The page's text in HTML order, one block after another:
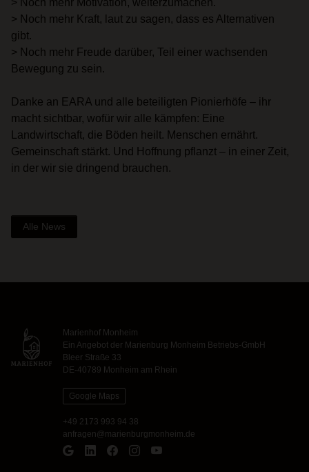
> Noch mehr Motivation, weiterzumachen.
> Noch mehr Kraft, laut zu sagen, dass es Alternativen
gibt.
> Noch mehr Freude darüber, Teil einer wachsenden
Bewegung zu sein.
Danke an EARA und alle beteiligten Pionierhöfe – ihr
macht sichtbar, wofür wir alle kämpfen: Eine
Landwirtschaft, die Böden heilt. Menschen ernährt.
Gemeinschaft stärkt. Und Hoffnung pflanzt – in einer Zeit,
in der wir sie dringend brauchen.
Alle News
Marienhof Monheim
Ein Angebot der Marienburg Monheim Betriebs-GmbH
Bleer Straße 33
DE-40789 Monheim am Rhein
Google Maps
+49 2173 993 94 38
anfragen@marienburgmonheim.de
Google Maps
LinkedIn
Facebook
InstagramYouTube